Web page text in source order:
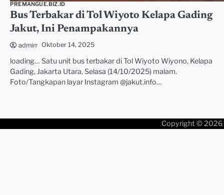
PREMANGUE.BIZ.ID
Bus Terbakar di Tol Wiyoto Kelapa Gading
Jakut, Ini Penampakannya
admin Oktober 14, 2025
loading… Satu unit bus terbakar di Tol Wiyoto Wiyono, Kelapa
Gading, Jakarta Utara, Selasa (14/10/2025) malam.
Foto/Tangkapan layar Instagram @jakut.info…
Copyright © 2026